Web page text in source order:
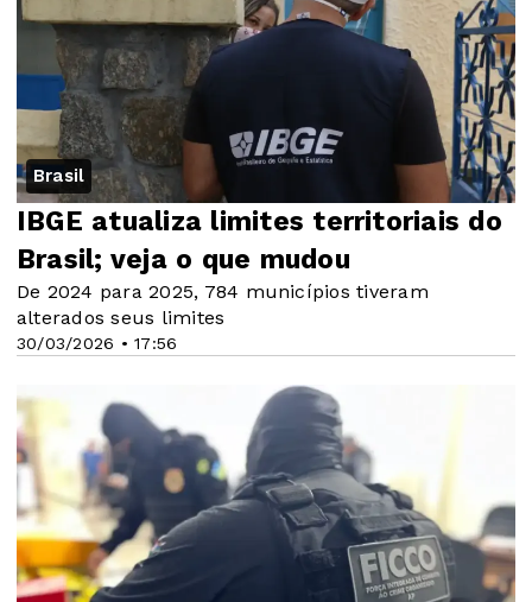
Brasil
30/03/2026 • 17:56
IBGE atualiza limites territoriais do
Brasil; veja o que mudou
De 2024 para 2025, 784 municípios tiveram
alterados seus limites